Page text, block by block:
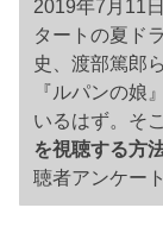
2019年7月11
タートの夏ド
史、渡部篤郎
『ルパンの娘
いるはず。そ
を視聴する方
聴者アンケー